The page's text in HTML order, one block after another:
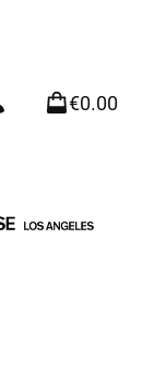
€0.00